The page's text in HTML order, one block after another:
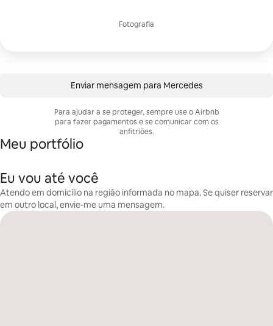
Fotografia
Enviar mensagem para Mercedes
Para ajudar a se proteger, sempre use o Airbnb
para fazer pagamentos e se comunicar com os
anfitriões.
Meu portfólio
Eu vou até você
Atendo em domicílio na região informada no mapa. Se quiser reservar
em outro local, envie-me uma mensagem.